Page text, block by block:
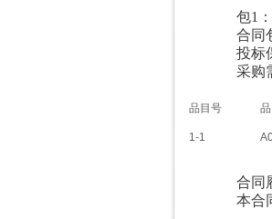
包1：
合同包预
投标保
采购需求
品目号
1-1
合同履
本合同包